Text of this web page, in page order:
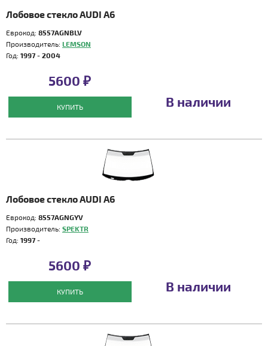
Лобовое стекло AUDI A6
Еврокод: 8557AGNBLV
Производитель: LEMSON
Год: 1997 - 2004
5600 ₽
КУПИТЬ В наличии
Лобовое стекло AUDI A6
Еврокод: 8557AGNGYV
Производитель: SPEKTR
Год: 1997 -
5600 ₽
КУПИТЬ В наличии